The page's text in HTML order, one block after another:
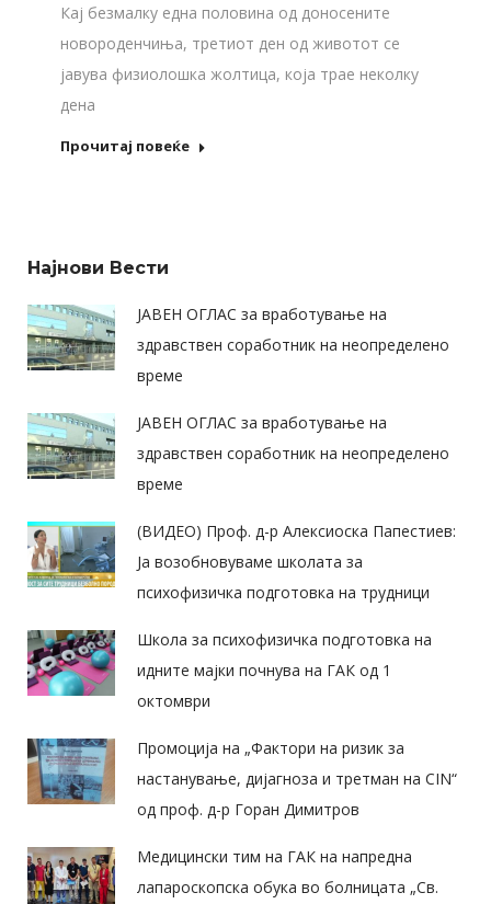
Кај безмалку една половина од доносените
новороденчиња, третиот ден од животот се
јавува физиолошка жолтица, која трае неколку
дена
Прочитај повеќе
Најнови Вести
ЈАВЕН ОГЛАС за вработување на
здравствен соработник на неопределено
време
ЈАВЕН ОГЛАС за вработување на
здравствен соработник на неопределено
време
(ВИДЕО) Проф. д-р Алексиоска Папестиев:
Ја возобновуваме школата за
психофизичка подготовка на трудници
Школа за психофизичка подготовка на
идните мајки почнува на ГАК од 1
октомври
Промоција на „Фактори на ризик за
настанување, дијагноза и третман на CIN“
од проф. д-р Горан Димитров
Медицински тим на ГАК на напредна
лапароскопска обука во болницата „Св.